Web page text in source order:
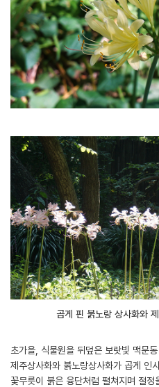
곱게 핀 붉노랑 상사화와
초가을, 식물원을 뒤덮은 보랏빛 맥문
제주상사화와 붉노랑상사화가 곱게 인
꽃무릇이 붉은 융단처럼 펼쳐지며 절정